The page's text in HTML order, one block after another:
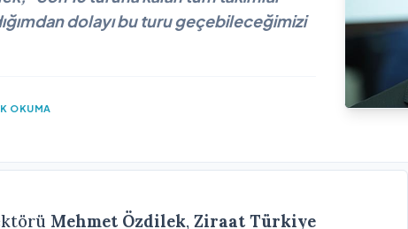
dolayı bu turu geçebileceğimizi
OKUMA
Mehmet Özdilek, Ziraat Türkiye